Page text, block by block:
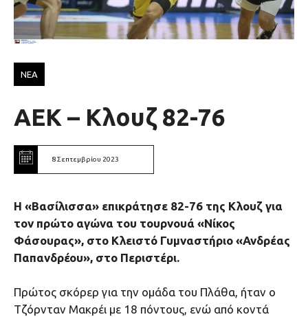
ΝΕΑ
ΑΕΚ – Κλουζ 82-76
8 Σεπτεμβρίου 2023
Η «Βασίλισσα» επικράτησε 82-76 της Κλουζ για
τον πρώτο αγώνα του τουρνουά «Νίκος
Φάσουρας», στο Κλειστό Γυμναστήριο «Ανδρέας
Παπανδρέου», στο Περιστέρι.
Πρώτος σκόρερ για την ομάδα του Πλάθα, ήταν ο
Τζόρνταν Μακρέι με 18 πόντους, ενώ από κοντά